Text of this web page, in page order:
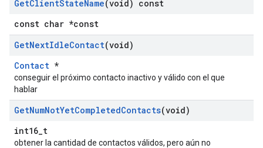
GetClientStateName(void) const
const char *const
GetNextIdleContact(void)
Contact *
conseguir el próximo contacto inactivo y válido con el que
hablar
GetNumNotYetCompletedContacts(void)
int16_t
obtener la cantidad de contactos válidos, pero aún no